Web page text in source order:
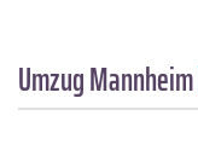
Umzug Mannheim